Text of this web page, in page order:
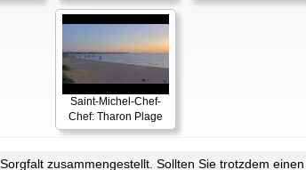
Saint-Michel-Chef-
Chef: Tharon Plage
zusammengestellt. Sollten Sie trotzdem